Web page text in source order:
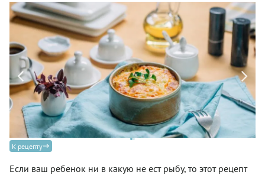
К рецепту
Если ваш ребенок ни в какую не ест рыбу, то этот рецепт